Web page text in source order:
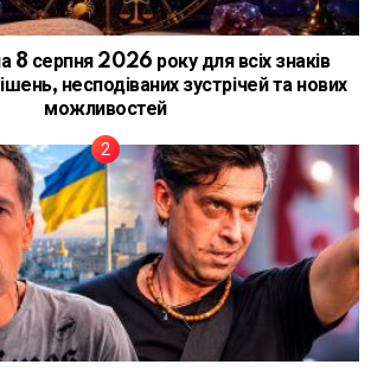
8 серпня 2026 року для всіх знаків
несподіваних зустрічей та нових
можливостей